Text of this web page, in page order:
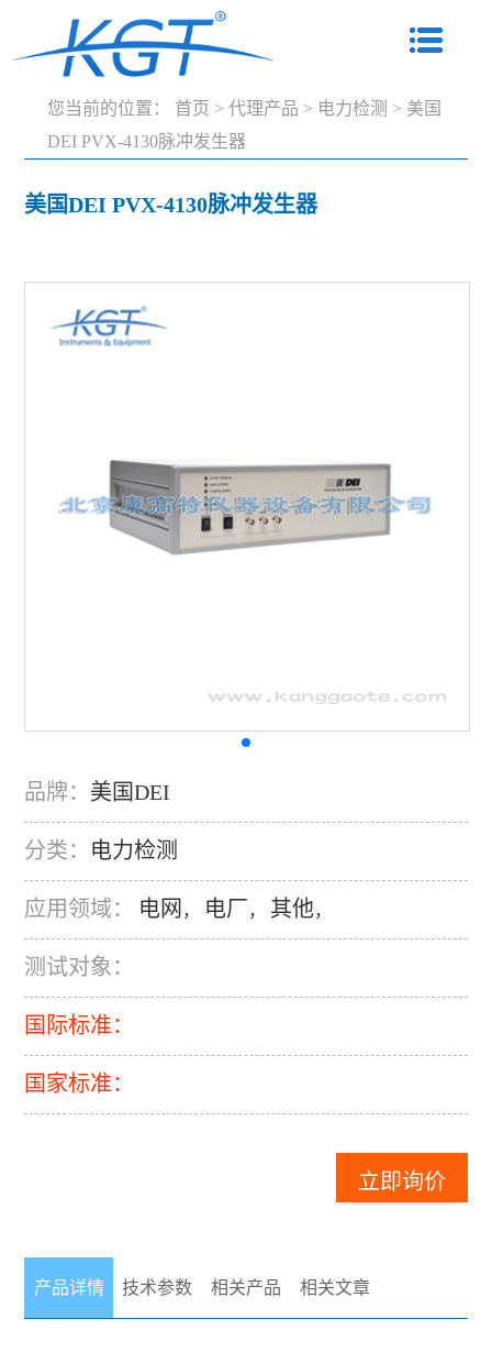
您当前的位置： 首页 > 代理产品 > 电力检测 > 美国
DEI PVX-4130脉冲发生器
美国DEI PVX-4130脉冲发生器
品牌： 美国DEI
分类： 电力检测
应用领域： 电网 ， 电厂， 其他，
测试对象：
国际标准：
国家标准：
立即询价
产品详情 技术参数 相关产品 相关文章